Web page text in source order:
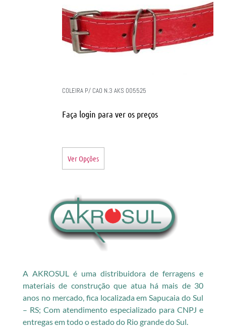
COLEIRA P/ CAO N.3 AKS 005525
Faça login para ver os preços
Ver Opções
A AKROSUL é uma distribuidora de ferragens e
materiais de construção que atua há mais de 30
anos no mercado, fica localizada em Sapucaia do Sul
– RS; Com atendimento especializado para CNPJ e
entregas em todo o estado do Rio grande do Sul.